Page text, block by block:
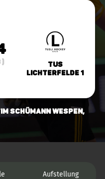
TuS
Lichterfelde 1
Schümann Wespen,
Aufstellung